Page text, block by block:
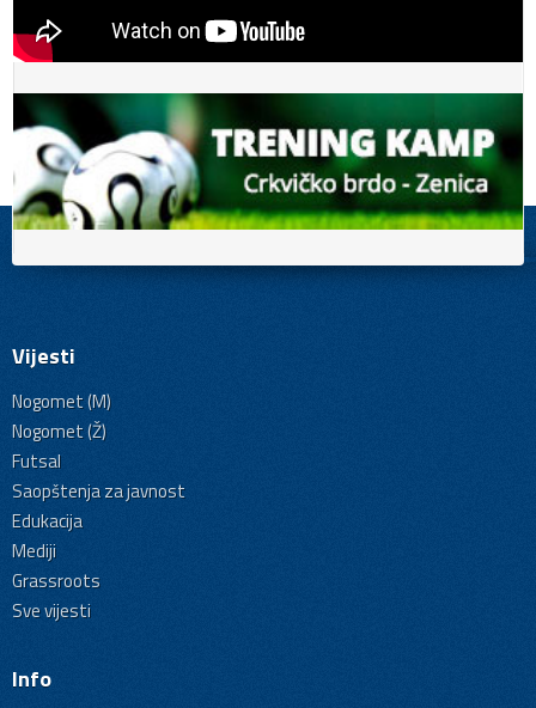
Vijesti
Nogomet (M)
Nogomet (Ž)
Futsal
Saopštenja za javnost
Edukacija
Mediji
Grassroots
Sve vijesti
Info